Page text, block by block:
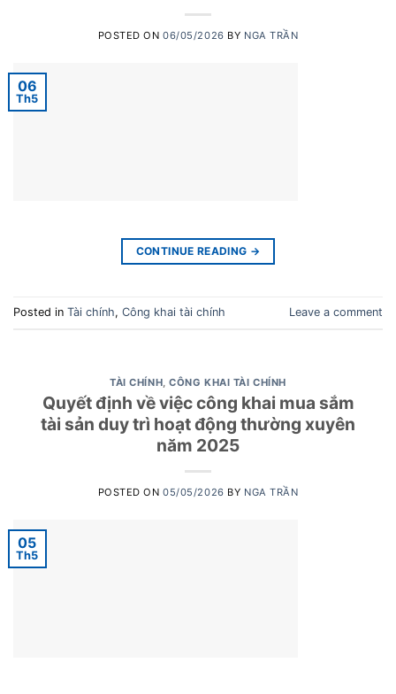
POSTED ON06/05/2026 BY NGA TRẦN
06
Th5
CONTINUE READING →
Posted in Tài chính, Công khai tài chính Leave a comment
TÀI CHÍNH ,CÔNG KHAI TÀI CHÍNH
Quyết định về việc công khai mua sắm
tài sản duy trì hoạt động thường xuyên
năm 2025
POSTED ON05/05/2026 BY NGA TRẦN
05
Th5